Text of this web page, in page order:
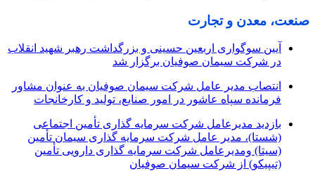
صنعت، معدن و تجارت
آیین سوگواری اربعین حسینی و بزرگداشت رهبر شهید انقلاب
در شرکت سیمان صوفیان برگزار شد
انتصاب مدیر عامل شرکت سیمان صوفیان به عنوان مشاور
فرمانده سپاه عاشور در امور صنایع، تولید و کارخانجات
بازدید مدیرعامل شرکت سرمایه گذاری تأمین اجتماعی
(شستا)، مدیر عامل شرکت سرمایه گذاری سیمان تأمین
(سیتا) ومدیرعامل شرکت سرمایه گذاری دارویی تأمین
(تیپیکو) از شرکت سیمان صوفیان